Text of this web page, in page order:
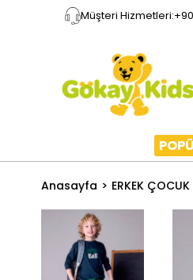
Müşteri Hizmetleri:
Anasayfa ERKEK ÇOCUK